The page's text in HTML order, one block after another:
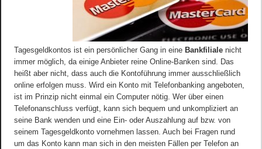
Tagesgeldkontos ist ein persönlicher Gang in eine Bankfiliale nicht
immer möglich, da einige Anbieter reine Online-Banken sind. Das
heißt aber nicht, dass auch die Kontoführung immer ausschließlich
online erfolgen muss. Wird ein Konto mit Telefonbanking angeboten,
ist im Prinzip nicht einmal ein Computer nötig. Wer über einen
Telefonanschluss verfügt, kann sich bequem und unkompliziert an
seine Bank wenden und eine Ein- oder Auszahlung auf bzw. von
seinem Tagesgeldkonto vornehmen lassen. Auch bei Fragen rund
um das Konto kann man sich in den meisten Fällen per Telefon an